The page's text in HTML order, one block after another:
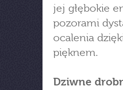
jej głębokie
pozorami
ocalenia
pięknem.
Dziwne